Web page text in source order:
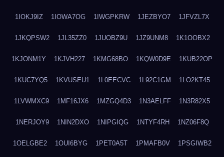
1IOKJ9IZ 1IOWA7OG 1IWGPKRW 1JEZBYO7 1JFVZL7X
1JKQPSW2 1JL35ZZ0 1JUOBZ9U 1JZ9UNM8 1K1OOBX2
1KJONM1Y 1KJVH227 1KMG68BO 1KQW0D9E 1KUB22OP
1KUC7YQ5 1KVUSEU1 1L0EECVC 1L92C1GM 1LO2KT45
1LVWMXC9 1MF16JX6 1MZGQ4D3 1N3AELFF 1N3R82X5
1NERJOY9 1NIN2DXO 1NIPGIQG 1NTYF4RH 1NZ06F8Q
1OELGBE2 1OUI6BYG 1PET0A5T 1PMAFB0V 1PSGIWB2